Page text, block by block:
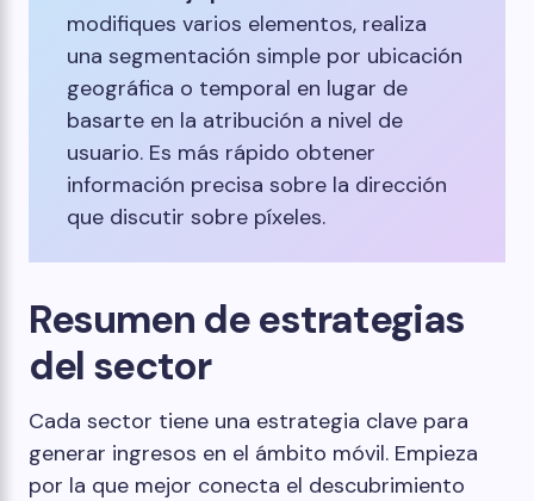
modifiques varios elementos, realiza
una segmentación simple por ubicación
geográfica o temporal en lugar de
basarte en la atribución a nivel de
usuario. Es más rápido obtener
información precisa sobre la dirección
que discutir sobre píxeles.
Resumen de estrategias
del sector
Cada sector tiene una estrategia clave para
generar ingresos en el ámbito móvil. Empieza
por la que mejor conecta el descubrimiento